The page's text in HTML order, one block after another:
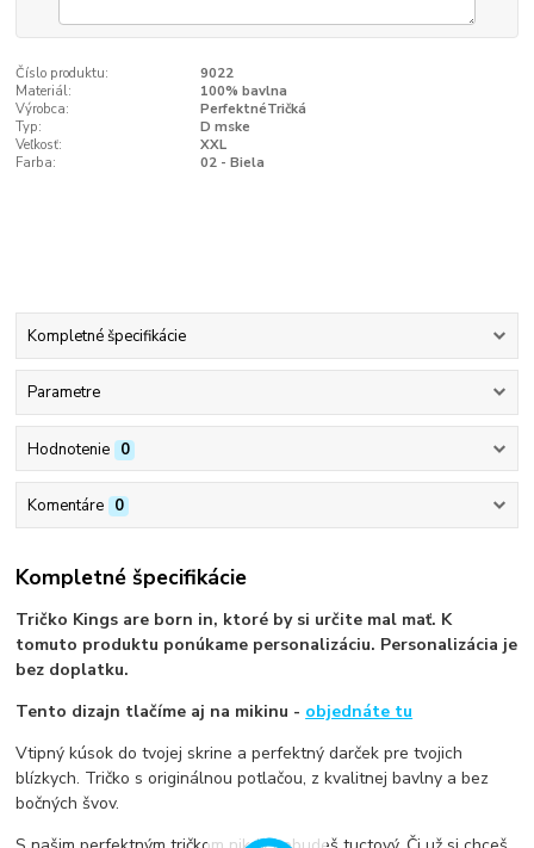
Číslo produktu:
9022
Materiál:
100% bavlna
Výrobca:
PerfektnéTričká
Typ:
D mske
Veľkosť:
XXL
Farba:
02 - Biela
Kompletné špecifikácie
Parametre
Hodnotenie 0
Komentáre 0
Kompletné špecifikácie
Tričko Kings are born in, ktoré by si určite mal mať. K
tomuto produktu ponúkame personalizáciu. Personalizácia je
bez doplatku.
Tento dizajn tlačíme aj na mikinu - objednáte tu
Vtipný kúsok do tvojej skrine a perfektný darček pre tvojich
blízkych. Tričko s originálnou potlačou, z kvalitnej bavlny a bez
bočných švov.